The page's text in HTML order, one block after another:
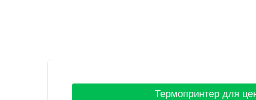
Термопринтер для